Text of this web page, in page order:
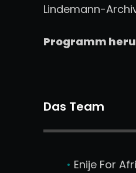
Lindemann-
Programm
Das Team
• Enije For